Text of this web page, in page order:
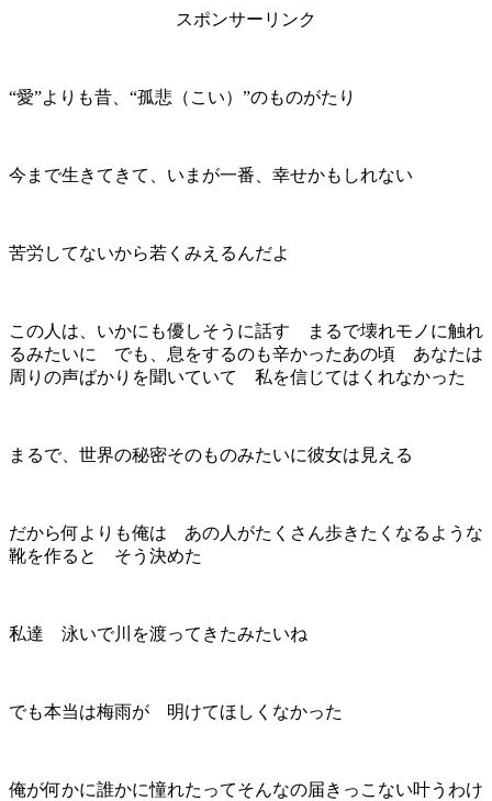
スポンサーリンク
“愛”よりも昔、“孤悲（こい）”のものがたり
今まで生きてきて、いまが一番、幸せかもしれない
苦労してないから若くみえるんだよ
この人は、いかにも優しそうに話す まるで壊れモノに触れ
るみたいに でも、息をするのも辛かったあの頃 あなたは
周りの声ばかりを聞いていて 私を信じてはくれなかった
まるで、世界の秘密そのものみたいに彼女は見える
だから何よりも俺は あの人がたくさん歩きたくなるような
靴を作ると そう決めた
私達 泳いで川を渡ってきたみたいね
でも本当は梅雨が 明けてほしくなかった
俺が何かに誰かに憧れたってそんなの届きっこない叶うわけ